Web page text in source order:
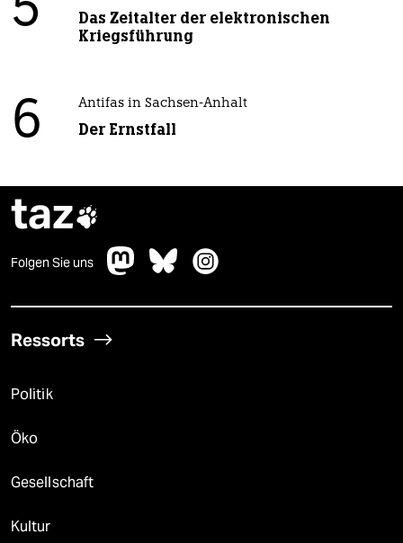
5
Das Zeitalter der elektronischen
Kriegsführung
6 Antifas in Sachsen-Anhalt
Der Ernstfall
taz
Folgen Sie uns
Ressorts
Politik
Öko
Gesellschaft
Kultur